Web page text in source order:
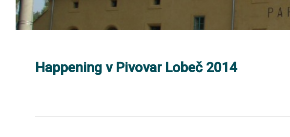
Happening v Pivovar Lobeč 2014